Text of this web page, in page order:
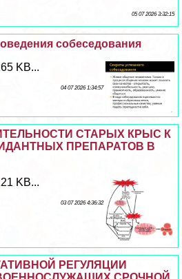
05 07 2026 3:32:15
собеседования
KB...
04 07 2026 1:34:57
СТАРЫХ КРЫС К
ПРЕПАРАТОВ В
KB...
03 07 2026 4:36:32
РЕГУЛЯЦИИ